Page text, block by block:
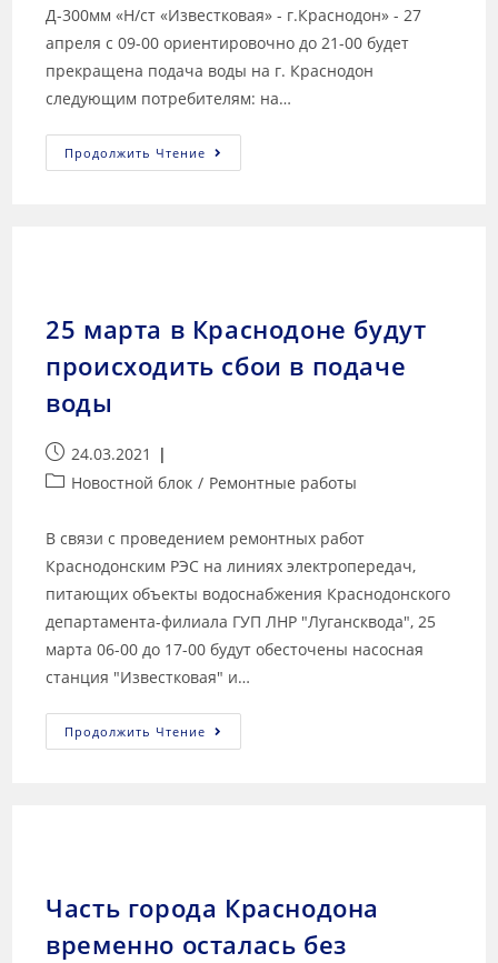
Д-300мм «Н/ст «Известковая» - г.Краснодон» - 27
апреля с 09-00 ориентировочно до 21-00 будет
прекращена подача воды на г. Краснодон
следующим потребителям: на…
Продолжить Чтение
25 марта в Краснодоне будут
происходить сбои в подаче
воды
24.03.2021
Новостной блок / Ремонтные работы
В связи с проведением ремонтных работ
Краснодонским РЭС на линиях электропередач,
питающих объекты водоснабжения Краснодонского
департамента-филиала ГУП ЛНР "Лугансквода", 25
марта 06-00 до 17-00 будут обесточены насосная
станция "Известковая" и…
Продолжить Чтение
Часть города Краснодона
временно осталась без